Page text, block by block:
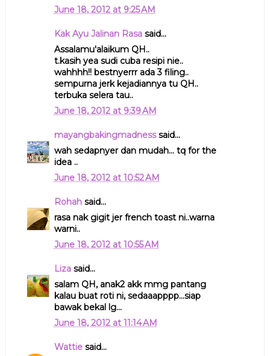
June 18, 2012 at 9:25 AM
Kak Ayu Jalinan Rasasaid...
Assalamu'alaikum QH..
t.kasih yea sudi cuba resipi nie..
wahhhh!! bestnyerrr ada 3 filing..
sempurna jerk kejadiannya tu QH..
terbuka selera tau..
June 18, 2012 at 9:39 AM
mayangbakingmadnesssaid...
wah sedapnyer dan mudah... tq for the
idea ..
June 18, 2012 at 10:52 AM
Rohahsaid...
rasa nak gigit jer french toast ni..warna
warni..
June 18, 2012 at 10:55 AM
Lizasaid...
salam QH, anak2 akk mmg pantang
kalau buat roti ni, sedaaapppp...siap
bawak bekal lg...
June 18, 2012 at 11:14 AM
Wattiesaid...